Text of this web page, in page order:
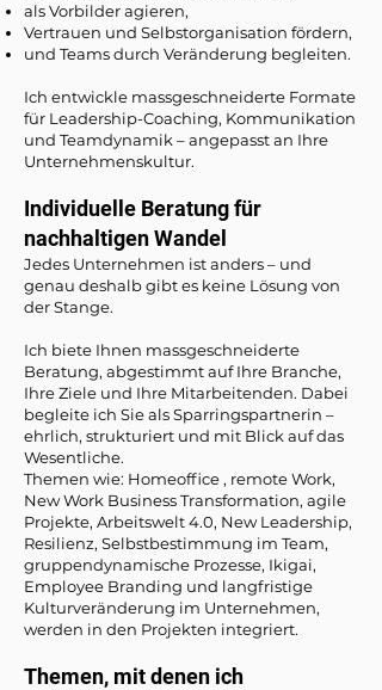
als Vorbilder agieren,
Vertrauen und Selbstorganisation fördern,
und Teams durch Veränderung begleiten.
Ich entwickle massgeschneiderte Formate
für Leadership-Coaching, Kommunikation
und Teamdynamik – angepasst an Ihre
Unternehmenskultur.
Individuelle Beratung für
nachhaltigen Wandel
Jedes Unternehmen ist anders – und
genau deshalb gibt es keine Lösung von
der Stange.
Ich biete Ihnen massgeschneiderte
Beratung, abgestimmt auf Ihre Branche,
Ihre Ziele und Ihre Mitarbeitenden. Dabei
begleite ich Sie als Sparringspartnerin –
ehrlich, strukturiert und mit Blick auf das
Wesentliche.
Themen wie: Homeoffice , remote Work,
New Work Business Transformation, agile
Projekte, Arbeitswelt 4.0, New Leadership,
Resilienz, Selbstbestimmung im Team,
gruppendynamische Prozesse, Ikigai,
Employee Branding und langfristige
Kulturveränderung im Unternehmen,
werden in den Projekten integriert.​
Themen, mit denen ich